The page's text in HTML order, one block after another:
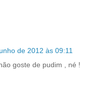
de 2012 às 09:11
goste de pudim , né !